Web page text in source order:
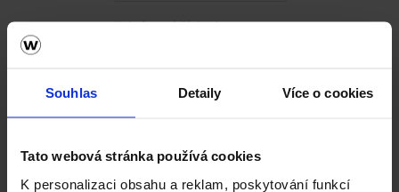
Souhlas Detaily Více o cookies
Tato webová stránka používá cookies
K personalizaci obsahu a reklam, poskytování funkcí
Telefonní číslo *
Dotaz se týká